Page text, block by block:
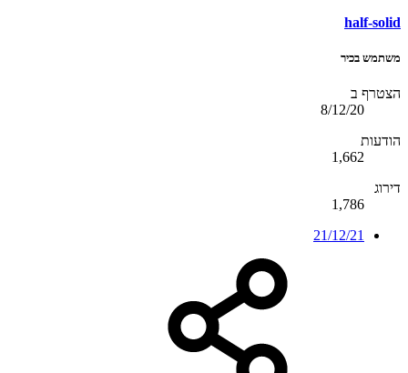
half-solid
משתמש בכיר
הצטרף ב
8/12/20
הודעות
1,662
דירוג
1,786
21/12/21